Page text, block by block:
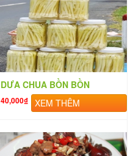
DƯA CHUA BỒN BỒN
40,000₫ XEM THÊM